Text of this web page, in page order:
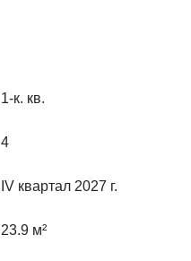
1-к. кв.
4
IV квартал 2027 г.
23.9 м²